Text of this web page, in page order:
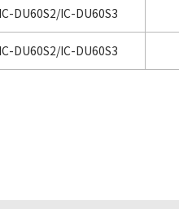
DU60S2/IC-DU60S3
DU60S2/IC-DU60S3